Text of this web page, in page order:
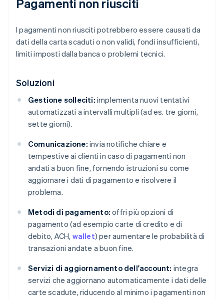
Pagamenti non riusciti
I pagamenti non riusciti potrebbero essere causati da
dati della carta scaduti o non validi, fondi insufficienti,
limiti imposti dalla banca o problemi tecnici.
Soluzioni
Gestione solleciti: implementa nuovi tentativi
automatizzati a intervalli multipli (ad es. tre giorni,
sette giorni).
Comunicazione: invia notifiche chiare e
tempestive ai clienti in caso di pagamenti non
andati a buon fine, fornendo istruzioni su come
aggiornare i dati di pagamento e risolvere il
problema.
Metodi di pagamento: offri più opzioni di
pagamento (ad esempio carte di credito e di
debito, ACH, wallet) per aumentare le probabilità di
transazioni andate a buon fine.
Servizi di aggiornamento dell'account: integra
servizi che aggiornano automaticamente i dati delle
carte scadute, riducendo al minimo i pagamenti non